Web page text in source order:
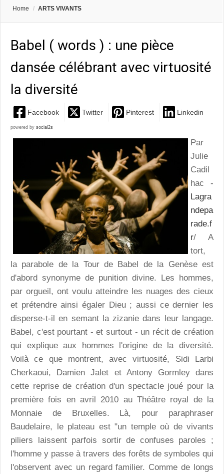
Home / ARTS VIVANTS
Babel ( words ) : une pièce
dansée célébrant avec virtuosité
la diversité
Facebook Twitter Pinterest Linkedin
powered by social2s
Par
Julie
Cadil
hac -
Lagra
ndepa
rade.f
r/ A
tort,
la parabole de la Tour de Babel de la Genèse est
d'abord synonyme de punition divine. Les hommes,
par orgueil, ont voulu atteindre les nuages des cieux
et prétendre ainsi égaler Dieu ; aussi ce dernier les
disperse-t-il en semant la zizanie dans leur langage.
Babel, c'est pourtant - et surtout - un récit de création
qui explique aux hommes l'origine de la diversité.
Voilà ce que montrent, avec virtuosité, Sidi Larbi
Cherkaoui, Damien Jalet et Antony Gormley dans
cette reprise de création d'un spectacle joué pour la
première fois en avril 2010 au Théâtre royal de la
Monnaie de Bruxelles. Là, pour paraphraser
Baudelaire, le plateau est "un temple où de vivants
piliers laissent parfois sortir de confuses paroles ;
l'homme y passe à travers des forêts de symboles qui
l'observent avec un regard familier. Comme de longs